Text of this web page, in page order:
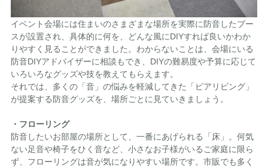
イベント会場には住まいのさまざまな場所を実際に防音したブー
スが設置され、具体的に何を、どんな風にDIYすれば良いかわか
りやすく見ることができました。わからないことは、会場にいる
防音DIYアドバイザーに相談もでき、DIYの難易度や予算に応じて
いろいろなグッズや技を教えてもらえます。
それでは、多くの「音」の悩みを軽減してきた「ピアリビング」
が提案する防音グッズを、場所ごとに見ていきましょう。
・フローリング
防音したいお部屋の場所として、一番にあげられる「床」。何気
ない足音や椅子をひく音など、小さなお子様がいるご家庭に限ら
ず、フローリングは音が気になりやすい場所です。市販でも多く